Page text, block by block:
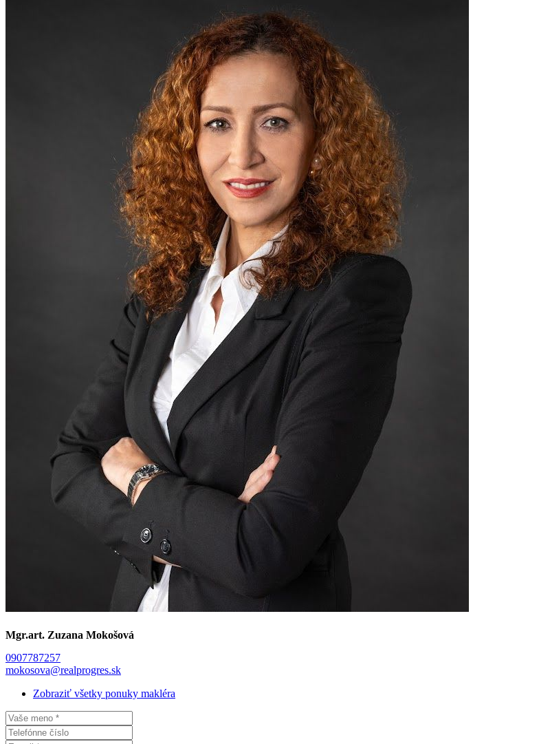
Mgr.art. Zuzana Mokošová
0907787257
mokosova@realprogres.sk
Zobraziť všetky ponuky makléra